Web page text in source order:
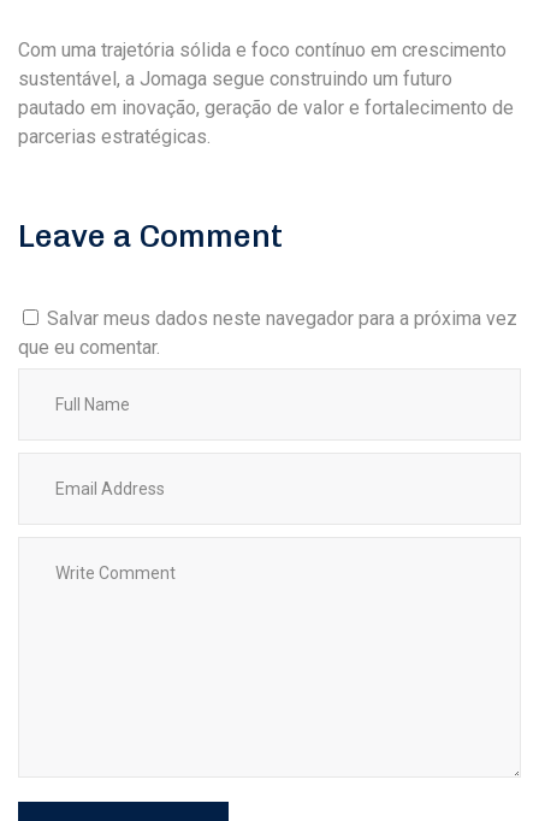
Com uma trajetória sólida e foco contínuo em crescimento
sustentável, a Jomaga segue construindo um futuro
pautado em inovação, geração de valor e fortalecimento de
parcerias estratégicas.
Leave a Comment
Salvar meus dados neste navegador para a próxima vez
que eu comentar.